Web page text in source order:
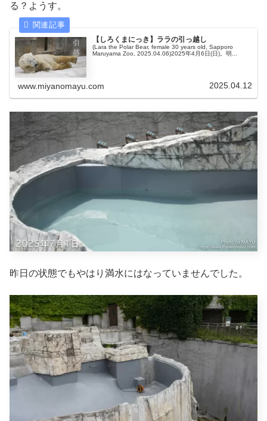
る？ようす。
【しろくまにっき】ララの引っ越し
(Lara the Polar Bear, female 30 years old, Sapporo
Maruyama Zoo, 2025.04.06)2025年4月6日(日)。明...
www.miyanomayu.com 2025.04.12
昨日の状態でもやはり満水にはなっていませんでした。